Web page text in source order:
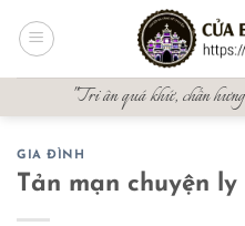
qua
"Tri ân quá khứ, chấn
GIA ĐÌNH
Tản mạn chuyện ly